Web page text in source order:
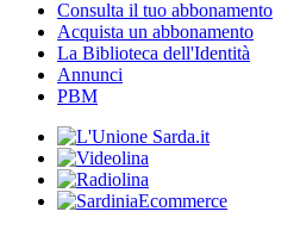
Consulta il tuo abbonamento
Acquista un abbonamento
La Biblioteca dell'Identità
Annunci
PBM